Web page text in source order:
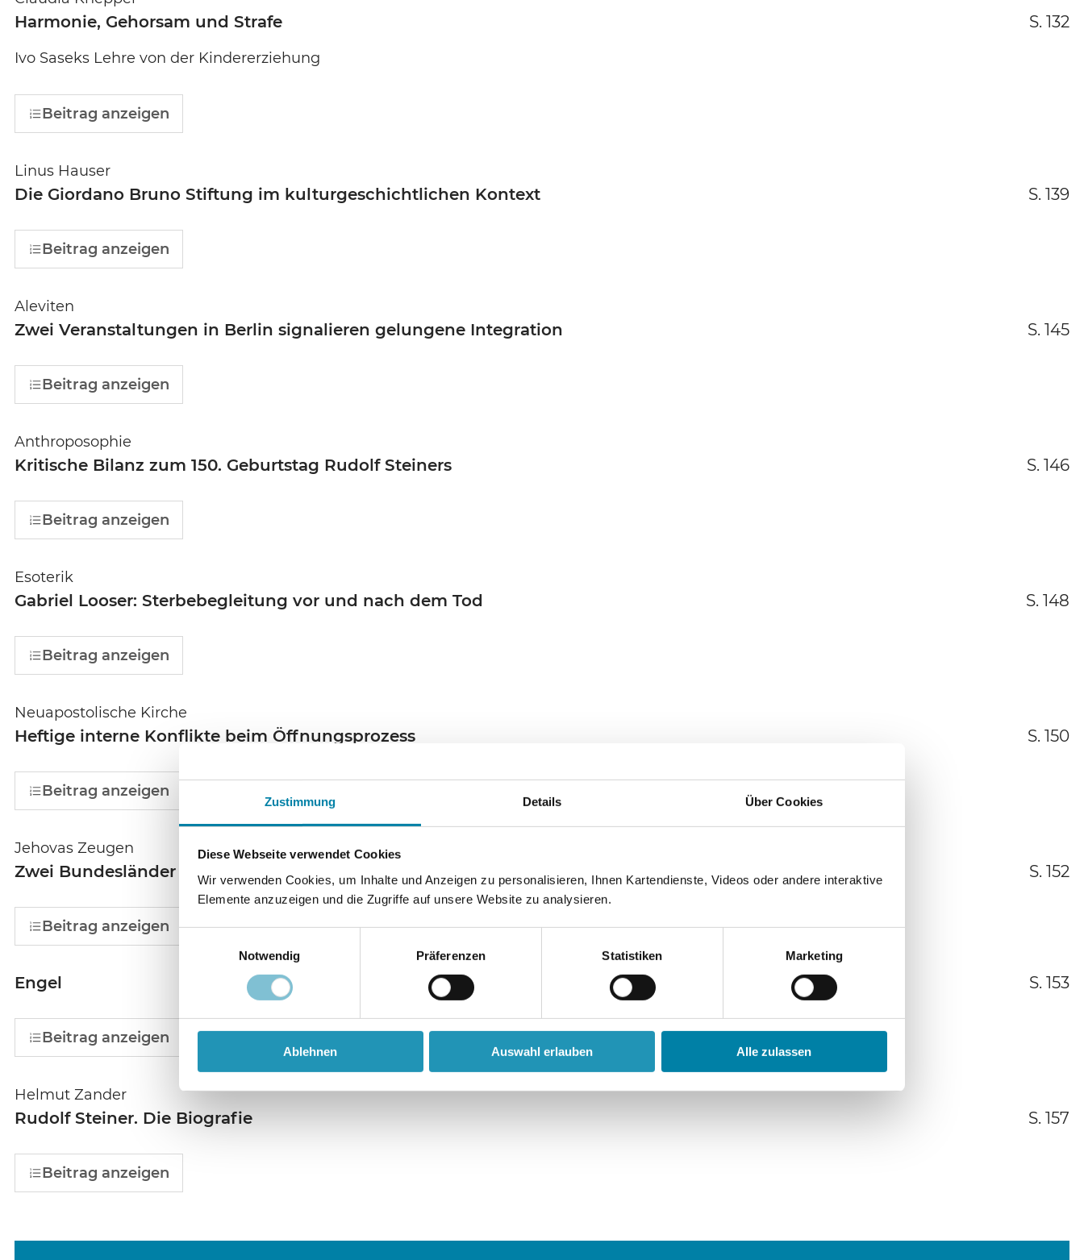
Zustimmung Details Über Cookies
Diese Webseite verwendet Cookies
Wir verwenden Cookies, um Inhalte und Anzeigen zu personalisieren, Ihnen Kartendienste, Videos oder andere interaktive
Elemente anzuzeigen und die Zugriffe auf unsere Website zu analysieren.
Notwendig
Präferenzen Statistiken Marketing
Ablehnen Auswahl erlauben Alle zulassen
Harmonie, Gehorsam und Strafe S. 132
Ivo Saseks Lehre von der Kindererziehung
Beitrag anzeigen
Linus Hauser
Die Giordano Bruno Stiftung im kulturgeschichtlichen Kontext S. 139
Beitrag anzeigen
Aleviten
Zwei Veranstaltungen in Berlin signalieren gelungene Integration S. 145
Beitrag anzeigen
Anthroposophie
Kritische Bilanz zum 150. Geburtstag Rudolf Steiners S. 146
Beitrag anzeigen
Esoterik
Gabriel Looser: Sterbebegleitung vor und nach dem Tod S. 148
Beitrag anzeigen
Neuapostolische Kirche
Heftige interne Konflikte beim Öffnungsprozess S. 150
Beitrag anzeigen
Jehovas Zeugen
Zwei Bundesländer verweigern Jehovas Zeugen den Körperschaftsstatus S. 152
Beitrag anzeigen
Engel S. 153
Beitrag anzeigen
Helmut Zander
Rudolf Steiner. Die Biografie S. 157
Beitrag anzeigen